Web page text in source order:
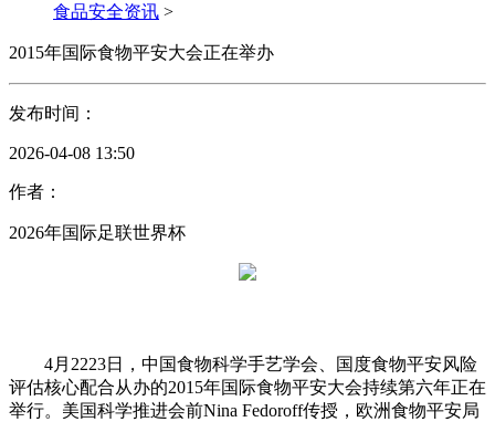
食品安全资讯 >
2015年国际食物平安大会正在举办
发布时间：
2026-04-08 13:50
作者：
2026年国际足联世界杯
4月2223日，中国食物科学手艺学会、国度食物平安风险
评估核心配合从办的2015年国际食物平安大会持续第六年正在
举行。美国科学推进会前Nina Fedoroff传授，欧洲食物平安局